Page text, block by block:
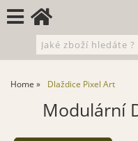
Home Dlaždice Pixel Art
Modulární